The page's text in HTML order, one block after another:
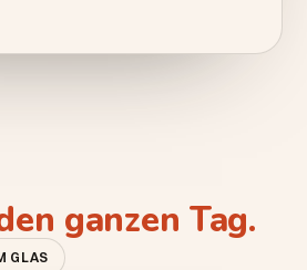
ganzen Tag.
GLAS